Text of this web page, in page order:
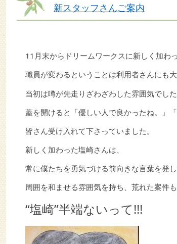
新スタッフさんご案内
11月末からドリームワークスに新しく加わ
職員が変わるということは利用者さんにも大
当初は噂が先走りざわざわした雰囲気でし
蓋を開けると「優しい人で良かったね。」
皆さん受け入れて下さっていました。
新しく加わった塩崎さんは、
常に僕たちを勇気づける前向きな言葉を発
周囲を和ませる雰囲気を持ち、荒れた案件
“塩崎”半端ないって!!!